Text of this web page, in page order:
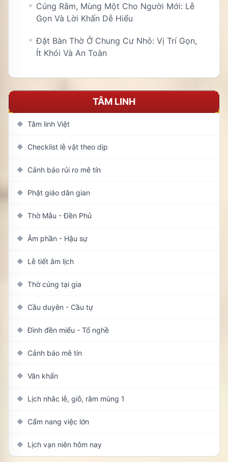
Cúng Rằm, Mùng Một Cho Người Mới: Lễ
Gọn Và Lời Khấn Dễ Hiểu
Đặt Bàn Thờ Ở Chung Cư Nhỏ: Vị Trí Gọn,
Ít Khói Và An Toàn
TÂM LINH
◆ Tâm linh Việt
◆ Checklist lễ vật theo dịp
◆ Cảnh báo rủi ro mê tín
◆ Phật giáo dân gian
◆ Thờ Mẫu - Đền Phủ
◆ Âm phần - Hậu sự
◆ Lễ tiết âm lịch
◆ Thờ cúng tại gia
◆ Cầu duyên - Cầu tự
◆ Đình đền miếu - Tổ nghề
◆ Cảnh báo mê tín
◆ Văn khấn
◆ Lịch nhắc lễ, giỗ, rằm mùng 1
◆ Cẩm nang việc lớn
◆ Lịch vạn niên hôm nay